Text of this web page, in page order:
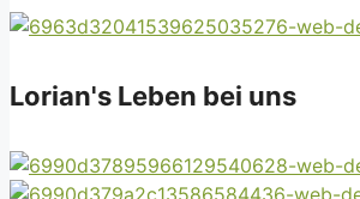
Lorian's Leben bei uns